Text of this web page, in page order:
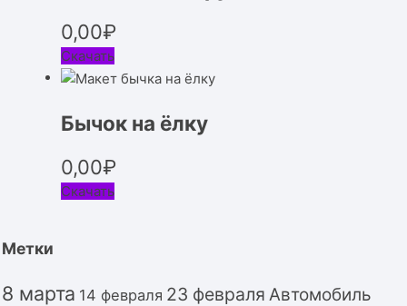
0,00₽
Скачать
Бычок на ёлку
0,00₽
Скачать
Метки
8 марта 14 февраля 23 февраля Автомобиль